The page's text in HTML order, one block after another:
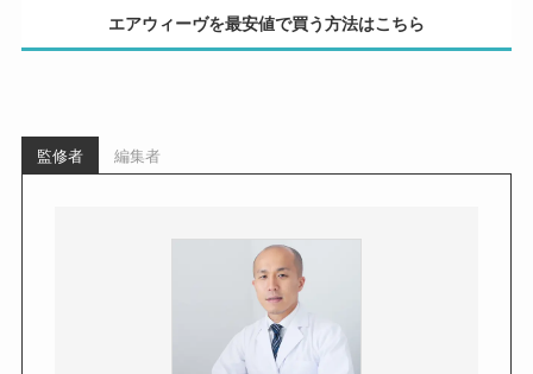
エアウィーヴを最安値で買う方法はこちら
監修者 編集者